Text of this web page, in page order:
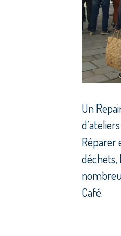
Un
Réparer
déchets,
Café.